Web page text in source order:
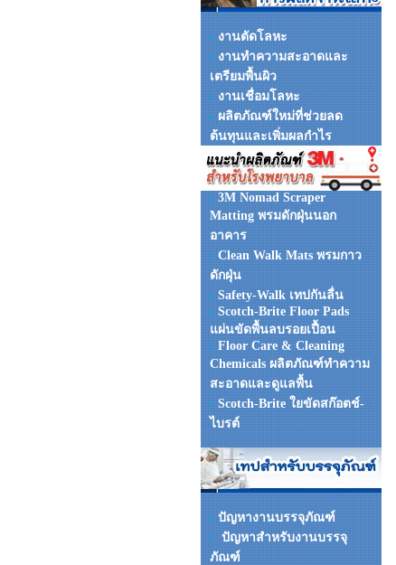
งานตัดโลหะ
งานทำความสะอาดและ
เตรียมพื้นผิว
งานเชื่อมโลหะ
ผลิตภัณฑ์ใหม่ที่ช่วยลด
ต้นทุนและเพิ่มผลกำไร
3M Nomad Scraper
Matting พรมดักฝุ่นนอก
อาคาร
Clean Walk Mats พรมกาว
ดักฝุ่น
Safety-Walk เทปกันลื่น
Scotch-Brite Floor Pads
แผ่นขัดพื้นลบรอยเปื้อน
Floor Care & Cleaning
Chemicals ผลิตภัณฑ์ทำความ
สะอาดและดูแลพื้น
Scotch-Brite ใยขัดสก๊อตช์-
ไบรต์
ปัญหางานบรรจุภัณฑ์
ปัญหาสำหรับงานบรรจุ
ภัณฑ์